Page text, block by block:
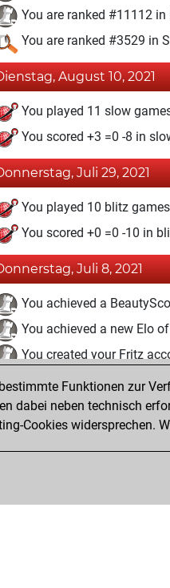
You are ranked #11112 in
You are ranked #3529 in
August 10, 2021
You played 11 slow
You scored +3 =0 -8 in
Juli 29, 2021
You played 10 blitz games
You scored +0 =0 -10 in
Juli 8, 2021
You achieved a
You achieved a new Elo
You created your Fritz
Juli 7, 2021
You created your Studies
Funktionen zur
dabei neben technisch
Cookies widersprechen.